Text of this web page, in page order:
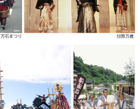
・股引、手拭
・股引は江戸時代には鯉口シャツと共
なり、現代では祭り衣装として広く愛
掛 サイズ 胸 囲 価 格 […]